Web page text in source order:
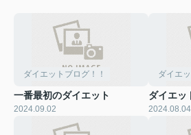
ダイエットブログ！！
一番最初のダイエット
2024.09.02
ダイエ
ダイエ
2024.08.04